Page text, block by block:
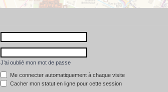
J’ai oublié mon mot de passe
Me connecter automatiquement à chaque visite
Cacher mon statut en ligne pour cette session